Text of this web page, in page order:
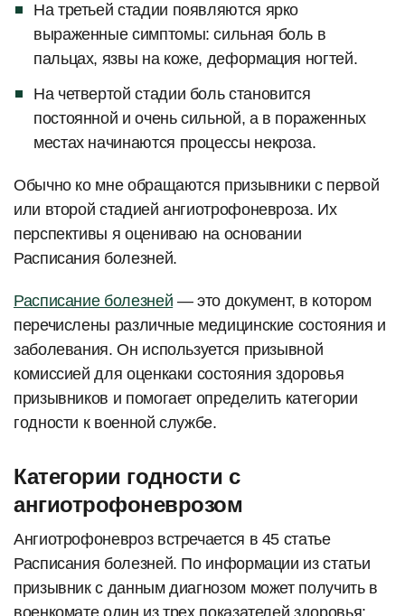
На третьей стадии появляются ярко
выраженные симптомы: сильная боль в
пальцах, язвы на коже, деформация ногтей.
На четвертой стадии боль становится
постоянной и очень сильной, а в пораженных
местах начинаются процессы некроза.
Обычно ко мне обращаются призывники с первой
или второй стадией ангиотрофоневроза. Их
перспективы я оцениваю на основании
Расписания болезней.
Расписание болезней — это документ, в котором
перечислены различные медицинские состояния и
заболевания. Он используется призывной
комиссией для оценкаки состояния здоровья
призывников и помогает определить категории
годности к военной службе.
Категории годности с
ангиотрофоневрозом
Ангиотрофоневроз встречается в 45 статье
Расписания болезней. По информации из статьи
призывник с данным диагнозом может получить в
военкомате один из трех показателей здоровья: